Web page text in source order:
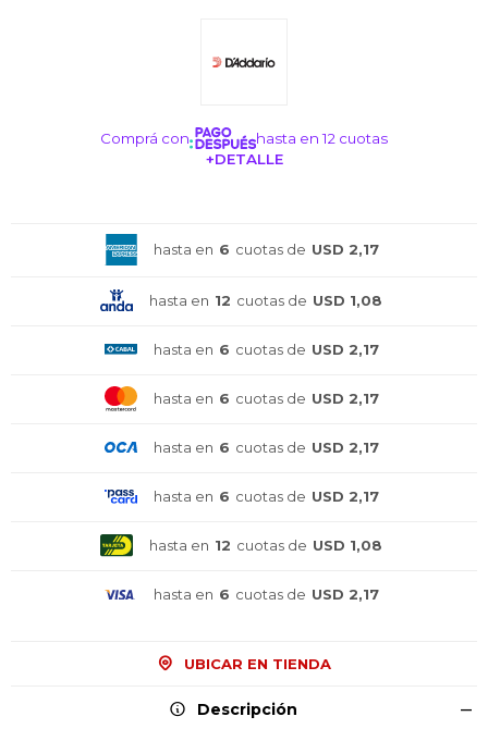
Comprá con
hasta en 12 cuotas
+DETALLE
hasta en 6 cuotas de USD 2,17
hasta en 12 cuotas de USD 1,08
hasta en 6 cuotas de USD 2,17
hasta en 6 cuotas de USD 2,17
hasta en 6 cuotas de USD 2,17
hasta en 6 cuotas de USD 2,17
hasta en 12 cuotas de USD 1,08
hasta en 6 cuotas de USD 2,17
UBICAR EN TIENDA
Descripción
Comprá ahora y Pagá
comprar!
* sujeto aprobación crediticia.
Verifica si estás calificado para comprar con
Pago Después:
Comprá ahora y Pagá
comprar!
* sujeto aprobación crediticia.
Verifica si estás calificado para comprar con
Pago Después:
Comprá ahora y Pagá
comprar!
* sujeto aprobación crediticia.
Verifica si estás calificado para comprar con
Pago Después: